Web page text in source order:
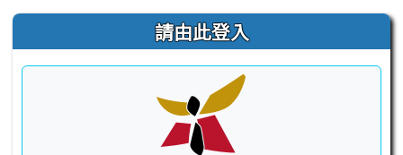
右邊區域內容 請由此登入